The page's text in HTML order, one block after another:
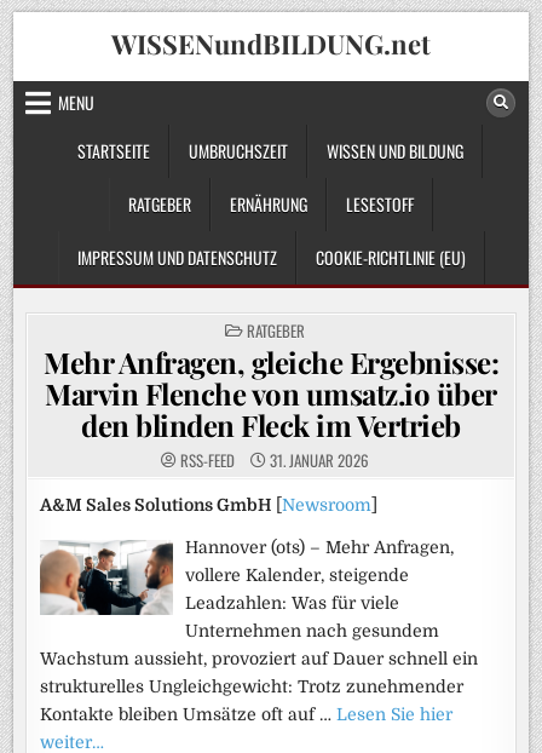
Skip
to
content
WISSENundBILDUNG.net
MENU
STARTSEITE
UMBRUCHSZEIT WISSEN UND BILDUNG
RATGEBER ERNÄHRUNG LESESTOFF
IMPRESSUM UND DATENSCHUTZ COOKIE-RICHTLINIE (EU)
POSTED
IN
RATGEBER
Mehr Anfragen, gleiche Ergebnisse:
Marvin Flenche von umsatz.io über
den blinden Fleck im Vertrieb
RSS-FEED 31. JANUAR 2026
A&M Sales Solutions GmbH [Newsroom
Hannover (ots) – Mehr Anfragen,
vollere Kalender, steigende
Leadzahlen: Was für viele
Unternehmen nach gesundem
Wachstum aussieht, provoziert auf Dauer schnell ein
strukturelles Ungleichgewicht: Trotz zunehmender
Kontakte bleiben Umsätze oft auf …Lesen Sie hier
weiter…